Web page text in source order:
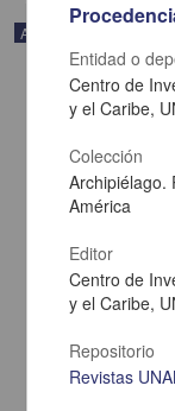
Artículo
Esplendor y ceniza
Entidad o
Centro de
y el Caribe,
Colección
Archipiélago.
América
Editor
Centro de
y el Caribe,
Repositorio
Revistas